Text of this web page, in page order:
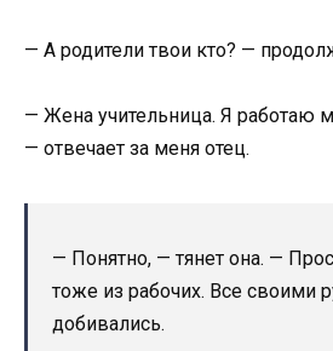
— А родители твои кто? —
— Жена учительница. Я работаю
— отвечает за меня отец.
— Понятно, — тянет она. —
тоже из рабочих. Все своими
добивались.